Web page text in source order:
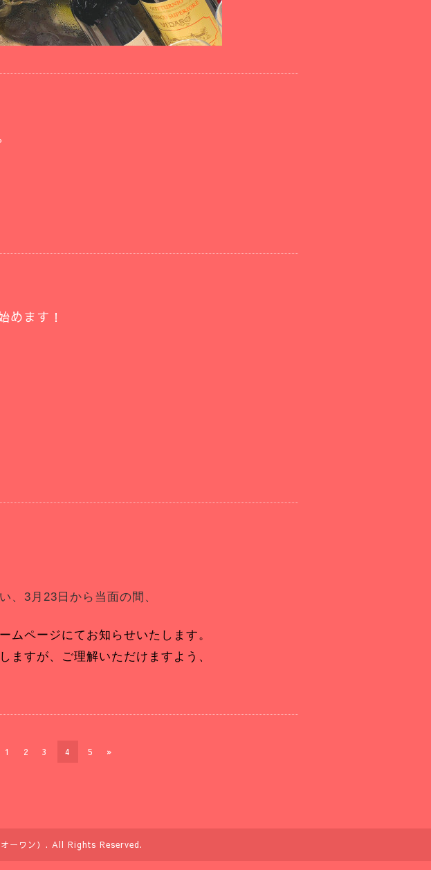
めます！
、3月23日から当面の間、
ムページにてお知らせいたします。
ますが、
ご理解いただけますよう、
1 2 3 4 5 »
ワン） . All Rights Reserved.